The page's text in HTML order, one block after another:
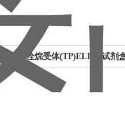
人血栓烷受体(TP)ELISA试剂